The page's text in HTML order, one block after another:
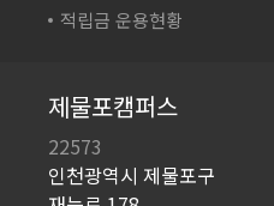
적립금 운용현황
게임아트디자인과
인테리어디자인과
시각디자인과
실용음악과
평생직업교육포털
학생상담센터
재능인쇄
JEI플라츠
재능문화
산청율수원
제물포캠퍼스
22573
인천광역시 제물포구